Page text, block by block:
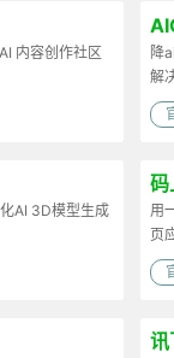
内容创作社区
降
解
AI 3D模型生成
用
页
讯